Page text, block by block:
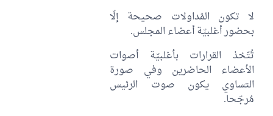
لا تكون المُداولات صحيحة إلّا
بحضور أغلبيّة أعضاء المجلس.
تُتّخذ القرارات بأغلبيّة أصوات
الأعضاء الحاضرين وفي صورة
التساوي يكون صوت الرئيس
مُرجّحا.